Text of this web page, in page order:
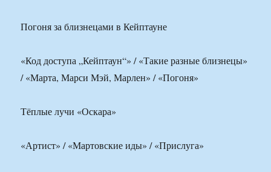
Погоня за близнецами в Кейптауне
«Код доступа „Кейптаун“» / «Такие разные близнецы»
/ «Марта, Марси Мэй, Марлен» / «Погоня»
Тёплые лучи «Оскара»
«Артист» / «Мартовские иды» / «Прислуга»